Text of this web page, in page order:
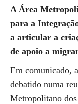
A Área
para a
a articular a
de apoio a
Em comunicado,
debatido numa
Metropolitano